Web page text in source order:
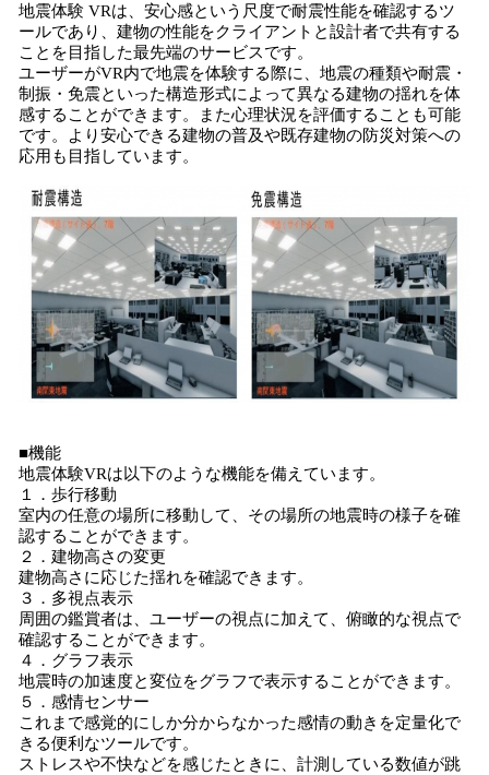
地震体験 VRは、安心感という尺度で耐震性能を確認するツ
ールであり、建物の性能をクライアントと設計者で共有する
ことを目指した最先端のサービスです。
ユーザーがVR内で地震を体験する際に、地震の種類や耐震・
制振・免震といった構造形式によって異なる建物の揺れを体
感することができます。また心理状況を評価することも可能
です。より安心できる建物の普及や既存建物の防災対策への
応用も目指しています。
■機能
地震体験VRは以下のような機能を備えています。
１．歩行移動
室内の任意の場所に移動して、その場所の地震時の様子を確
認することができます。
２．建物高さの変更
建物高さに応じた揺れを確認できます。
３．多視点表示
周囲の鑑賞者は、ユーザーの視点に加えて、俯瞰的な視点で
確認することができます。
４．グラフ表示
地震時の加速度と変位をグラフで表示することができます。
５．感情センサー
これまで感覚的にしか分からなかった感情の動きを定量化で
きる便利なツールです。
ストレスや不快などを感じたときに、計測している数値が跳